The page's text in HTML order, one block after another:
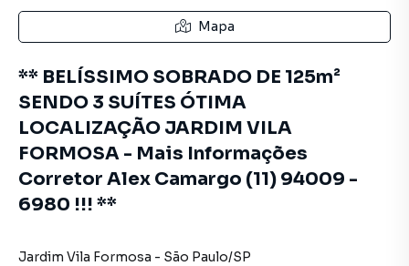
Mapa
** BELÍSSIMO SOBRADO DE 125m²
SENDO 3 SUÍTES ÓTIMA
LOCALIZAÇÃO JARDIM VILA
FORMOSA - Mais Informações
Corretor Alex Camargo (11) 94009 -
6980 !!! **
Jardim Vila Formosa - São Paulo/SP